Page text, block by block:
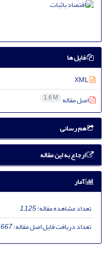
فایل ها
اصل مقاله 1.6 M
هم رسانی
ارجاع به این مقاله
آمار
تعداد مشاهده مقاله:1,125
تعداد دریافت فایل اصل مقاله:667